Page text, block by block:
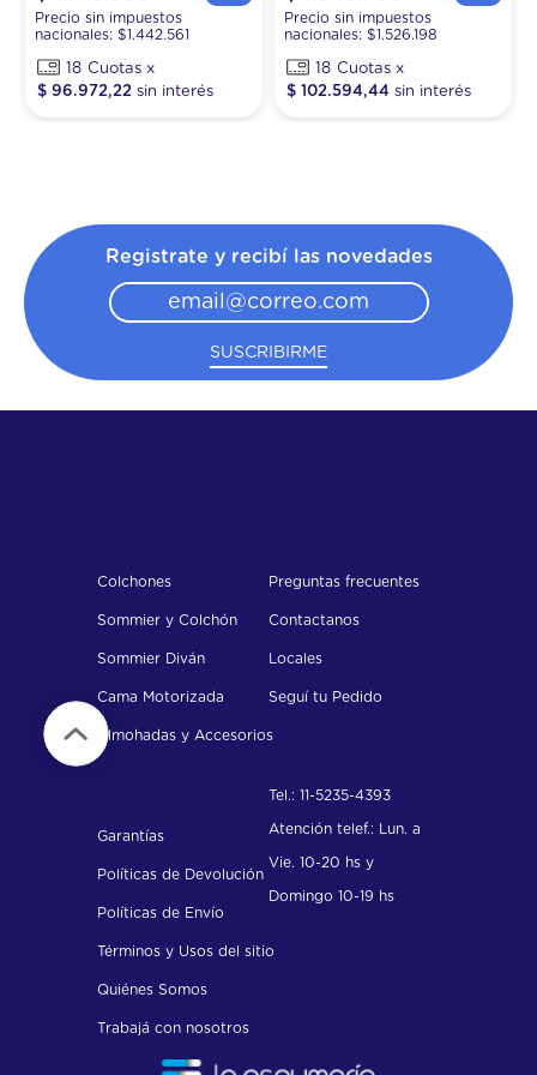
Precio sin impuestos
nacionales: $1.442.561
18
$ 96.972,22
Precio sin impuestos
nacionales: $1.526.198
18
$ 102.594,44
Registrate y recibí las novedades
SUSCRIBIRME
Colchones
Sommier y Colchón
Sommier Diván
Cama Motorizada
Almohadas y Accesorios
Preguntas frecuentes
Contactanos
Locales
Seguí tu Pedido
Garantías
Políticas de Devolución
Políticas de Envío
Términos y Usos del sitio
Quiénes Somos
Trabajá con nosotros
Tel.: 11-5235-4393
Atención telef.: Lun. a
Vie. 10-20 hs y
Domingo 10-19 hs